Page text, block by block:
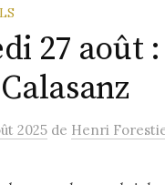
27 août
2025 de Henri